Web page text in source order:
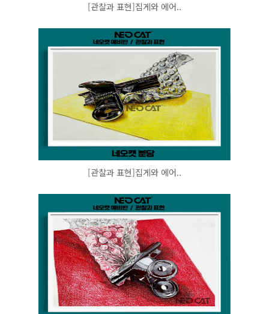
[관찰과 표현]집게와 에어..
[관찰과 표현]집게와 에어..